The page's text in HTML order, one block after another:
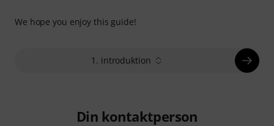
We hope you enjoy this guide!
1. introduktion
Din kontaktperson